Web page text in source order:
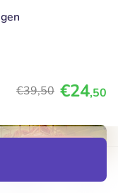
€39,50 €24,50